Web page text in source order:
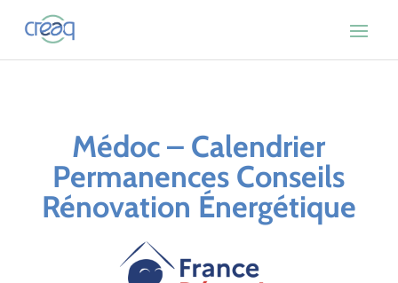
Médoc – Calendrier
Permanences Conseils
Rénovation Énergétique